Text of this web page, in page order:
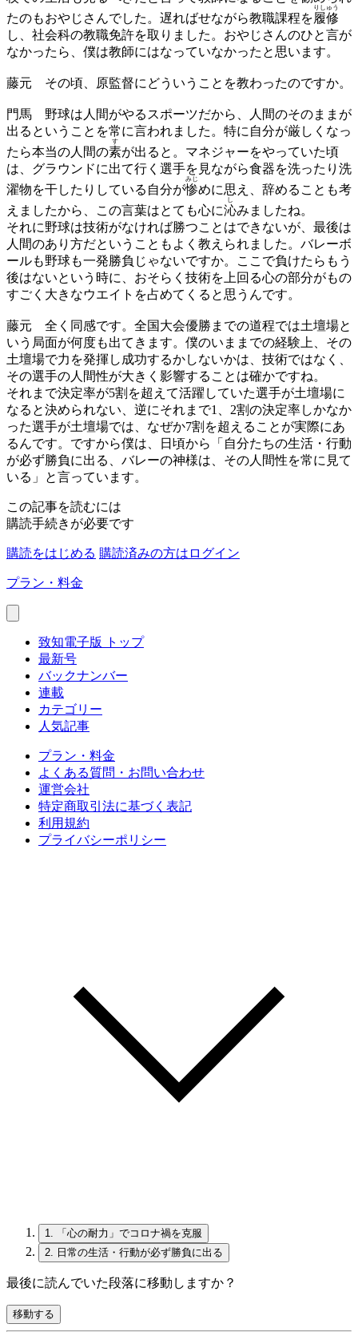
たのもおやじさんでした。遅ればせながら教職課程を履修
りしゅう
し、社会科の教職免許を取りました。おやじさんのひと言が
なかったら、僕は教師にはなっていなかったと思います。
藤元 その頃、原監督にどういうことを教わったのですか。
門馬 野球は人間がやるスポーツだから、人間のそのままが
出るということを常に言われました。特に自分が厳しくなっ
たら本当の人間の素
す
が出ると。マネジャーをやっていた頃
は、グラウンドに出て行く選手を見ながら食器を洗ったり洗
濯物を干したりしている自分が惨
みじ
めに思え、辞めることも考
えましたから、この言葉はとても心に沁
し
みましたね。
それに野球は技術がなければ勝つことはできないが、最後は
人間のあり方だということもよく教えられました。バレーボ
ールも野球も一発勝負じゃないですか。ここで負けたらもう
後はないという時に、おそらく技術を上回る心の部分がもの
すごく大きなウエイトを占めてくると思うんです。
藤元 全く同感です。全国大会優勝までの道程では土壇場と
いう局面が何度も出てきます。僕のいままでの経験上、その
土壇場で力を発揮し成功するかしないかは、技術ではなく、
その選手の人間性が大きく影響することは確かですね。
それまで決定率が5割を超えて活躍していた選手が土壇場に
なると決められない、逆にそれまで1、2割の決定率しかなか
った選手が土壇場では、なぜか7割を超えることが実際にあ
るんです。ですから僕は、日頃から「自分たちの生活・行動
が必ず勝負に出る、バレーの神様は、その人間性を常に見て
いる」と言っています。
この記事を読むには
購読手続きが必要です
購読をはじめる 購読済みの方はログイン
プラン・料金
致知電子版 トップ
最新号
バックナンバー
連載
カテゴリー
人気記事
プラン・料金
よくある質問・お問い合わせ
運営会社
特定商取引法に基づく表記
利用規約
プライバシーポリシー
1.
「心の耐力」でコロナ禍を克服
2.
日常の生活・行動が必ず勝負に出る
最後に読んでいた段落に移動しますか？
移動する